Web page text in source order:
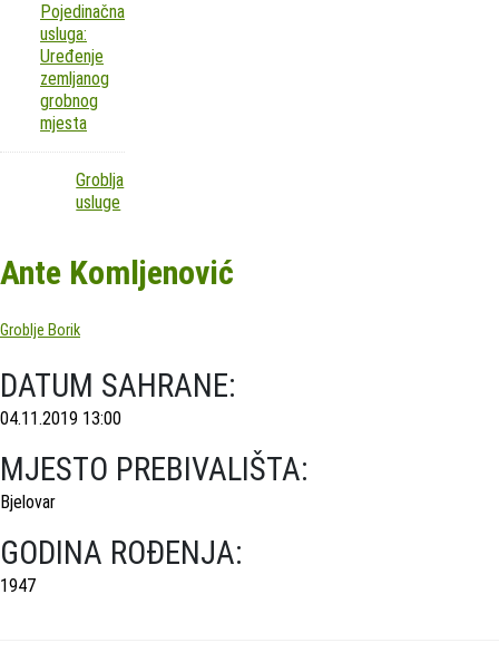
Pojedinačna
usluga:
Uređenje
zemljanog
grobnog
mjesta
Groblja
usluge
Ante Komljenović
Groblje Borik
DATUM SAHRANE:
04.11.2019 13:00
MJESTO PREBIVALIŠTA:
Bjelovar
GODINA ROĐENJA:
1947